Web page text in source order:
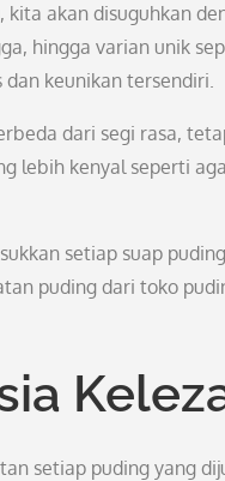
kita akan disuguhkan
hingga varian unik
dan keunikan tersendiri.
dari segi rasa,
lebih kenyal seperti
setiap suap
puding dari toko
setiap puding yang